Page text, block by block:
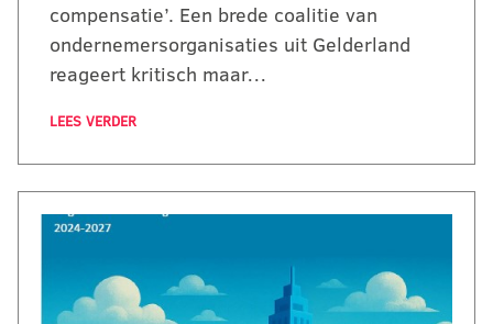
compensatie’. Een brede coalitie van
ondernemersorganisaties uit Gelderland
reageert kritisch maar…
LEES VERDER